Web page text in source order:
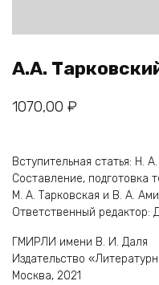
А.А.
1070,00 ₽
Вступительная статья: Н.
Составление, подготовка
М. А. Тарковская и В. А.
Ответственный редактор:
ГМИРЛИ имени В. И. Даля
Издательство
Москва, 2021